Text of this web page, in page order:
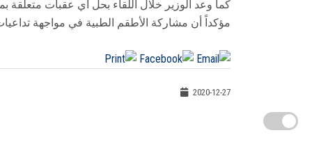
كما وعد الوزير خلال اللقاء بحل أي عقبات متعلقة
مؤكداً أن مشاركة الأطقم الطبية في مواجهة
2020-12-27